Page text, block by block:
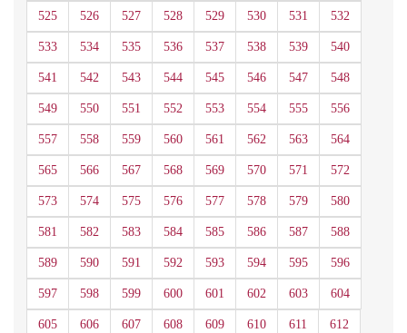
525 526 527 528 529 530 531 532
533 534 535 536 537 538 539 540
541 542 543 544 545 546 547 548
549 550 551 552 553 554 555 556
557 558 559 560 561 562 563 564
565 566 567 568 569 570 571 572
573 574 575 576 577 578 579 580
581 582 583 584 585 586 587 588
589 590 591 592 593 594 595 596
597 598 599 600 601 602 603 604
605 606 607 608 609 610 611 612